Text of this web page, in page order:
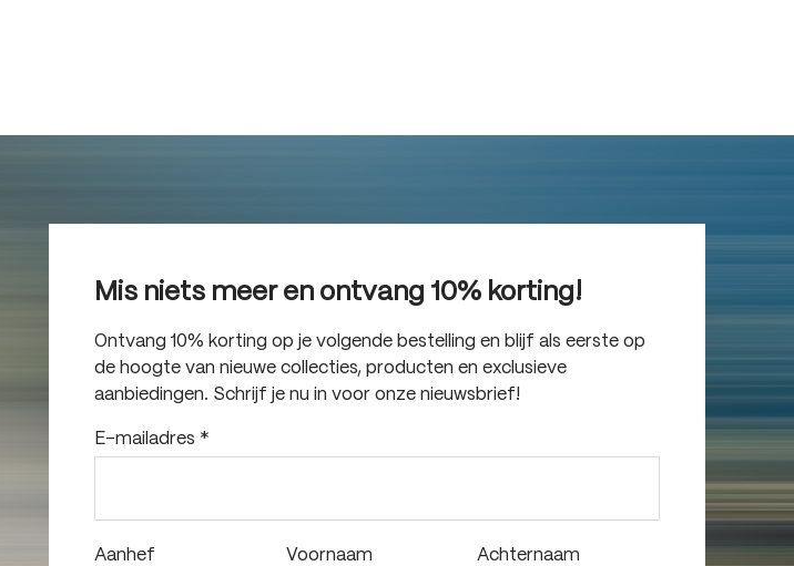
Mis niets meer en ontvang 10% korting!
Ontvang 10% korting op je volgende bestelling en blijf als eerste op
de hoogte van nieuwe collecties, producten en exclusieve
aanbiedingen. Schrijf je nu in voor onze nieuwsbrief!
E-mailadres *
Aanhef Voornaam Achternaam